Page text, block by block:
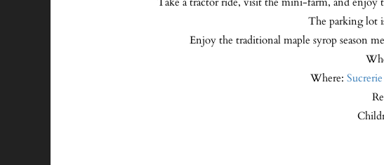
The parking lot
Enjoy the traditional maple syrop season
Where: